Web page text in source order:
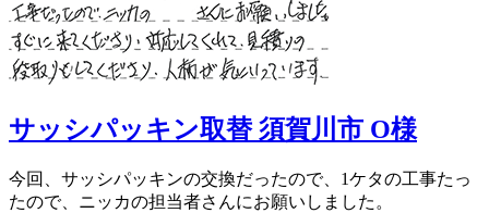
サッシパッキン取替 須賀川市 O様
今回、サッシパッキンの交換だったので、1ケタの工事たっ
たので、ニッカの担当者さんにお願いしました。